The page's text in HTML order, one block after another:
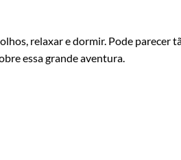
relaxar e dormir. Pode parecer
essa grande aventura.